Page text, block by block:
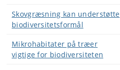
Skovgræsning kan understøtte
biodiversitetsformål
Mikrohabitater på træer
vigtige for biodiversiteten